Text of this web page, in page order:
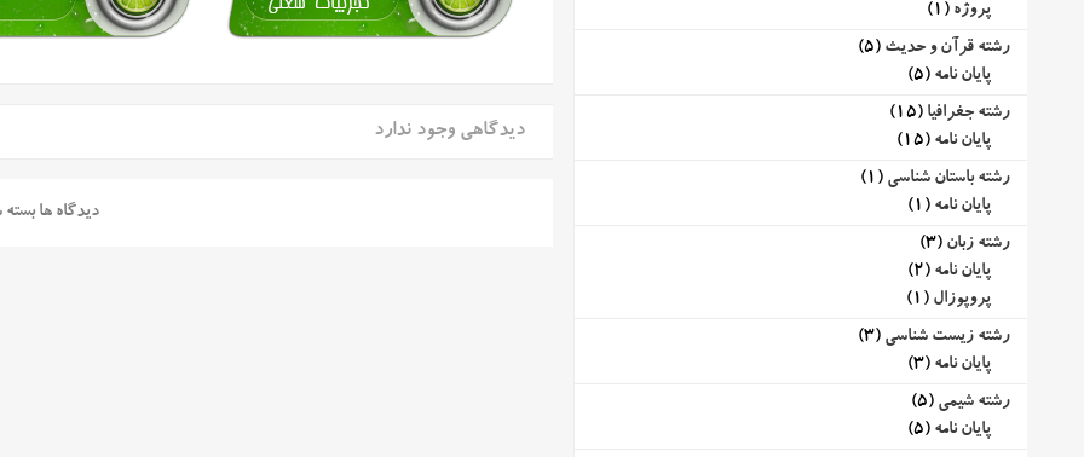
دیدگاهی وجود ندارد
دیدگاه ها
پروژه (1)
رشته قرآن و حدیث (5)
پایان نامه (5)
رشته جغرافیا (15)
پایان نامه (15)
رشته باستان شناسی (1)
پایان نامه (1)
رشته زبان (3)
پایان نامه (2)
پروپوزال (1)
رشته زیست شناسی (3)
پایان نامه (3)
رشته شیمی (5)
پایان نامه (5)